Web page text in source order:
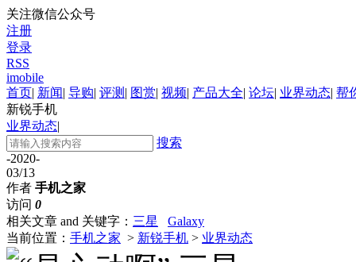
关注微信公众号
注册
登录
RSS
imobile
首页| 新闻| 导购| 评测 | 图赏| 视频| 产品大全| 论坛| 业界动态| 帮
新锐手机
业界动态|
搜索
-2020-
03/13
作者 手机之家
访问 0
相关文章 and 关键字： 三星
Galaxy
当前位置： 手机之家 > 新锐手机 > 业界动态